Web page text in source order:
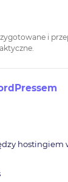
i
hostingiem